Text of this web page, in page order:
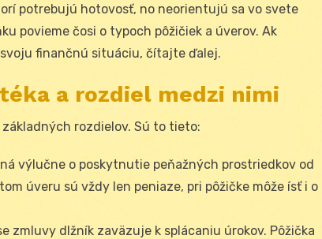
potrebujú hotovosť, no neorientujú sa vo svete
povieme čosi o typoch pôžičiek a úverov. Ak
finančnú situáciu, čítajte ďalej.
a rozdiel medzi nimi
rozdielov. Sú to tieto:
výlučne o poskytnutie peňažných prostriedkov od
úveru sú vždy len peniaze, pri pôžičke môže ísť i o
zmluvy dlžník zaväzuje k splácaniu úrokov. Pôžička